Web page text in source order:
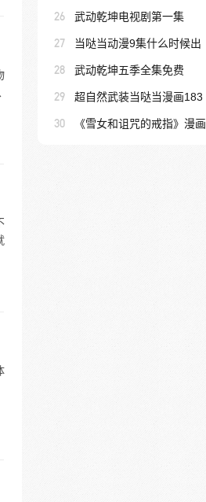
26 武动乾坤电视剧第一集
27 当哒当动漫9集什么时候出
28 武动乾坤五季全集免费
29 超自然武装当哒当漫画183
30 《雪女和诅咒的戒指》漫画